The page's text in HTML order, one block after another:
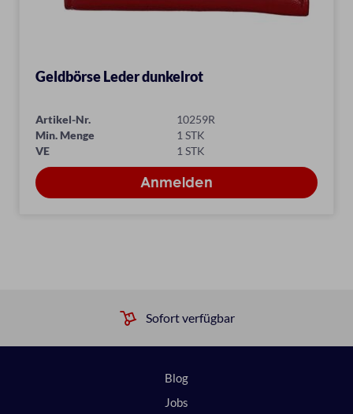
Geldbörse Leder dunkelrot
Artikel-Nr.
10259R
Min. Menge
1 STK
VE
1 STK
Sofort verfügbar
Blog
Jobs